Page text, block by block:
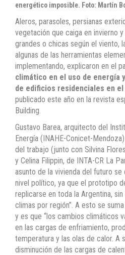
energético imposible. Foto: Martín
Aleros, parasoles, persianas
vegetación que caiga en invierno
grandes o chicas según el viento,
algunas de las herramientas
implementando, explicaron en el
climático en el uso de energía
de edificios residenciales en
publicado este año en la revista
Building.
Gustavo Barea, arquitecto del
Energía (INAHE-Conicet-
del trabajo (junto con Silvina
y Celina Filippin, de INTA-CR La
asunto de la vivienda del futuro se
nivel político, ya que el prototipo
replicarse en toda la Argentina,
climas por región”. A esto se
y es que “los cambios climáticos
en las cargas de enfriamiento,
temperatura y las olas de calor. A
disminución de las cargas de